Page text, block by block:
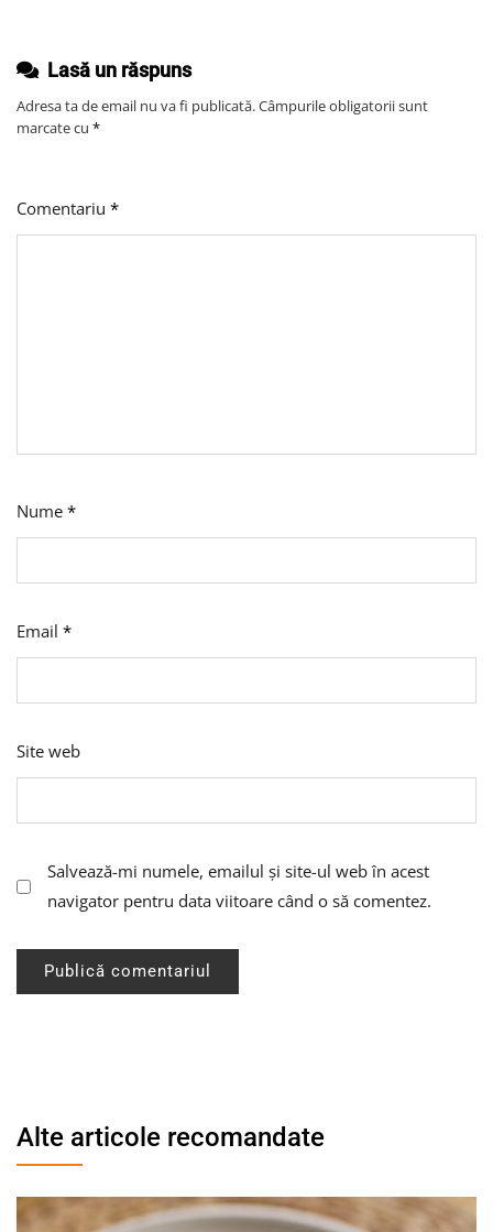
Lasă un răspuns
Adresa ta de email nu va fi publicată.Câmpurile obligatorii sunt
marcate cu *
Comentariu *
Nume *
Email *
Site web
Salvează-mi numele, emailul și site-ul web în acest
navigator pentru data viitoare când o să comentez.
Alte articole recomandate